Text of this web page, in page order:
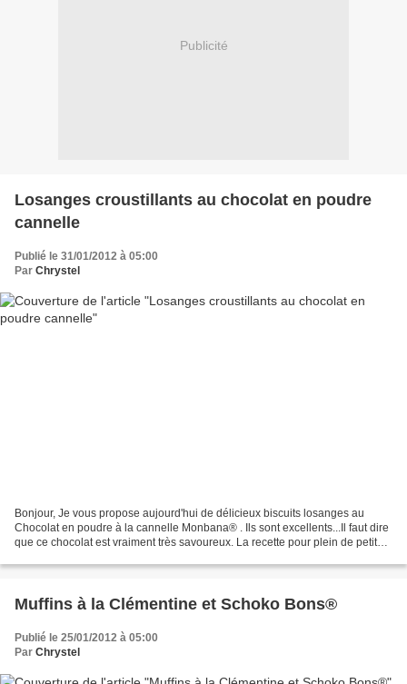
Publicité
Losanges croustillants au chocolat en poudre
cannelle
Publié le 31/01/2012 à 05:00
Par Chrystel
Bonjour, Je vous propose aujourd'hui de délicieux biscuits losanges au
Chocolat en poudre à la cannelle Monbana® . Ils sont excellents...Il faut dire
que ce chocolat est vraiment très savoureux. La recette pour plein de petits
Muffins à la Clémentine et Schoko Bons®
Publié le 25/01/2012 à 05:00
Par Chrystel